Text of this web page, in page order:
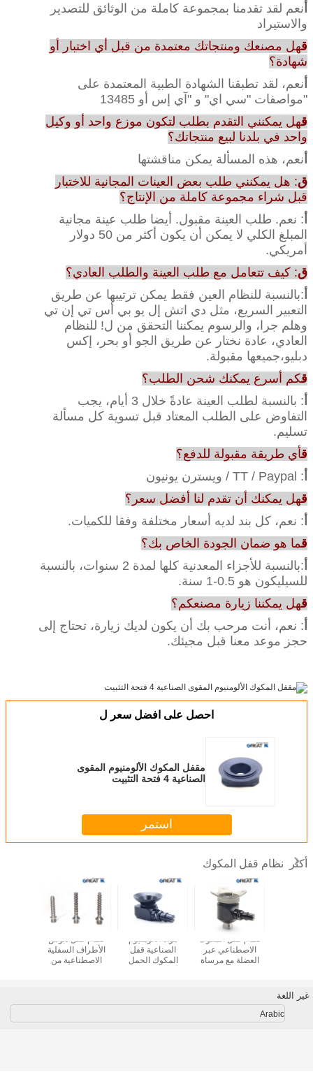
أنعم لقد تقدمنا بمجموعة كاملة من الوثائق للتصدير
والاستيراد
قهل مصنعك ومنتجاتك معتمدة من قبل أي اختبار أو
شهادة؟
أنعم، لقد تطبقنا الشهادة الطبية المعتمدة على
"مواصفات "سي اي" و "آي إس أو 13485
قهل يمكنني التقدم بطلب لتكون موزع واحد أو وكيل
واحد في بلدنا لبيع منتجاتك؟
أنعم، هذه المسألة يمكن مناقشتها
ق: هل يمكنني طلب بعض العينات المجانية للاختبار
قبل شراء مجموعة كاملة من الإنتاج؟
أ: نعم. طلب العينة مقبول. أيضا طلب عينة مجانية
المبلغ الكلي لا يمكن أن يكون أكثر من 50 دولار
أمريكي.
ق: كيف تتعامل مع طلب العينة والطلب العادي؟
أ:بالنسبة للنظام العين فقط يمكن ترتيبها عن طريق
التعبير السريع، مثل دي اتش إل يو بي أس تي إن تي
وهلم جرا، والرسوم يمكننا التحقق من ل! للنظام
العادي، عادة نختار عن طريق الجو أو بحر، إكس
دبليو،جميعها مقبولة.
قكم أسرع يمكنك شحن الطلب؟
أ
: بالنسبة لطلب العينة عادةً خلال 3 أيام، يجب
التفاوض على الطلب المعتاد قبل تسوية كل مسألة
تسليم.
قأي طريقة مقبولة للدفع؟
أ: TT / Paypal / ويسترن يونيون
قهل يمكنك أن تقدم لنا أفضل سعر؟
أ: نعم، كل بند لديه أسعار مختلفة وفقا للكميات.
قما هو ضمان الجودة الخاص بك؟
أ
:بالنسبة للأجزاء المعدنية كلها لمدة 2 سنوات، بالنسبة
للسيليكون هو 0.5-1 سنة.
قهل يمكننا زيارة مصنعكم؟
أ: نعم، أنت مرحب بك أن يكون لديك زيارة، تحتاج إلى
حجز موعد معنا قبل مجيئك.
احصل على افضل سعر ل
مقفل المكوك الألومنيوم المقوى
الصناعية 4 فتحة التثبيت
استمر
أكثر نظام قفل المكوك
الأطراف السفلية
الاصطناعية من
الصناعية قفل
المكوك الحمل
الاصطناعي عبر
العضلة مع مرساة
غير اللغة
Arabic